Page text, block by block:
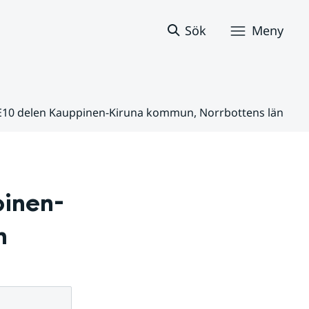
Sök Meny
delen Kauppinen-Kiruna kommun, Norrbottens län